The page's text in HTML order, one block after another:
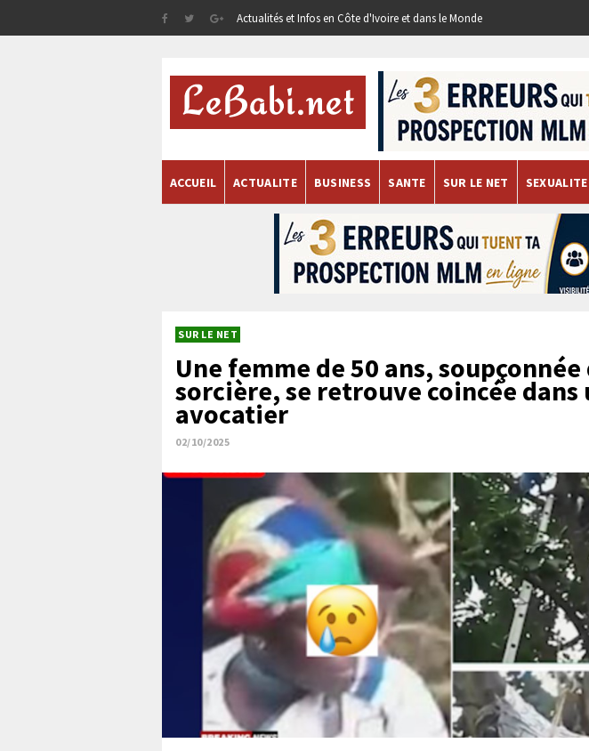
Actualités et Infos en Côte d'Ivoire et dans le Monde
ACCUEIL ACTUALITE BUSINESS SANTE SUR LE NET SEXUALITE
SUR LE NET
Une femme de 50 ans,
sorcière, se retrouve coincée dans
avocatier
02/10/2025